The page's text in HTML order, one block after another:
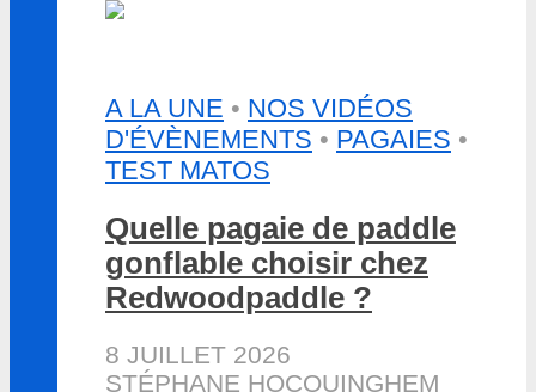
A LA UNE • NOS VIDÉOS
D'ÉVÈNEMENTS • PAGAIES •
TEST MATOS
Quelle pagaie de paddle
gonflable choisir chez
Redwoodpaddle ?
8 JUILLET 2026
STÉPHANE HOCQUINGHEM